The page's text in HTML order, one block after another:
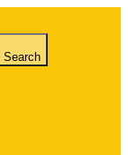
Search